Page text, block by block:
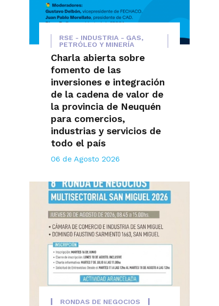
RSE - INDUSTRIA - GAS,
PETRÓLEO Y MINERÍA
Charla abierta sobre
fomento de las
inversiones e integración
de la cadena de valor de
la provincia de Neuquén
para comercios,
industrias y servicios de
todo el país
06 de Agosto 2026
RONDAS DE NEGOCIOS